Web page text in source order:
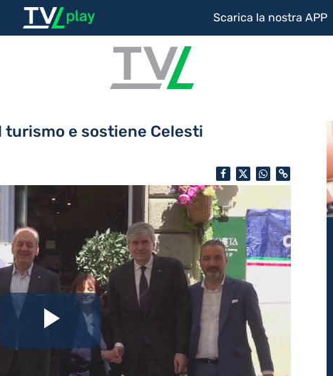
Scarica la nostra APP
e sostiene Celesti
Riproduci